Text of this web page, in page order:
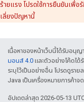
ร้ายแรง โปรดใช้การยืนยันเพื่อ
เลี่ยงปัญหานี้
เนื้อหาของหน้าเว็บนี้ได้รับอนุญ
มอนส์ 4.0 และตัวอย่างโค้ดได้
ระบุไว้เป็นอย่างอื่น โปรดดูราย
Java เป็นเครื่องหมายการค้าจ
อัปเดตล่าสุด 2026-05-13